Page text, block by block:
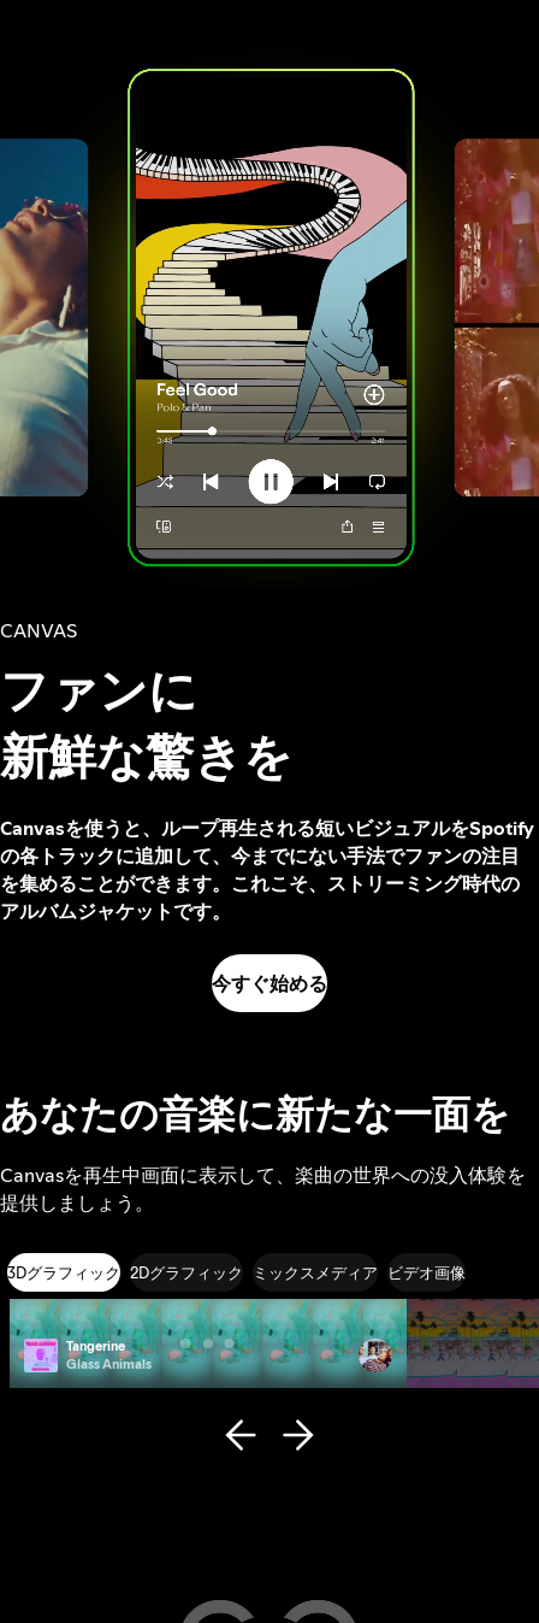
CANVAS
ファンに
新鮮な驚きを
Canvasを使うと、ループ再生される短いビジュアルをSpotify
の各トラックに追加して、今までにない手法でファンの注目
を集めることができます。これこそ、ストリーミング時代の
アルバムジャケットです。
今すぐ始める
あなたの音楽に新たな一面を
Canvasを再生中画面に表示して、楽曲の世界への没入体験を
提供しましょう。
3Dグラフィック 2Dグラフィック ミックスメディア ビデオ画像
Tangerine
Glass Animals
Photo ID
Remi Wolf